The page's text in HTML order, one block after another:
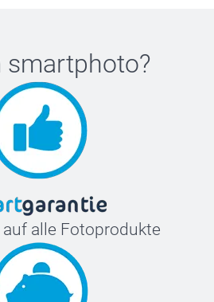
smartphoto?
alle Fotoprodukte